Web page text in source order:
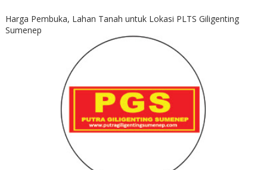
Harga Pembuka, Lahan Tanah untuk Lokasi PLTS Giligenting
Sumenep